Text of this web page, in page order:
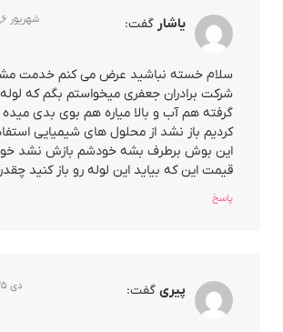
یاشار گفت: شهریور ۶, ۱۴۰۱ در ۸:۳۵ ق٫ظ
سلام خسته نباشید عرض می کنم خدمت
شرکت برادران جعفری میخواستم بگم که
گرفته هم آب و بالا میاره هم بوی بدی
کردیم باز نشد از محلول های شیمیایی
این بوش برطرف بشه خودشم بازش نشد
قیمت این که بیاید این لوله رو باز کنید
پاسخ
پیری گفت: دی ۲۵, ۱۴۰۱ در ۹:۱۸ ق٫ظ